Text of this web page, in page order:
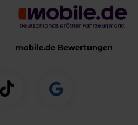
mobile.de Bewertungen